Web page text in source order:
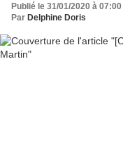
Publié le 31/01/2020 à 07:00
Par Delphine Doris